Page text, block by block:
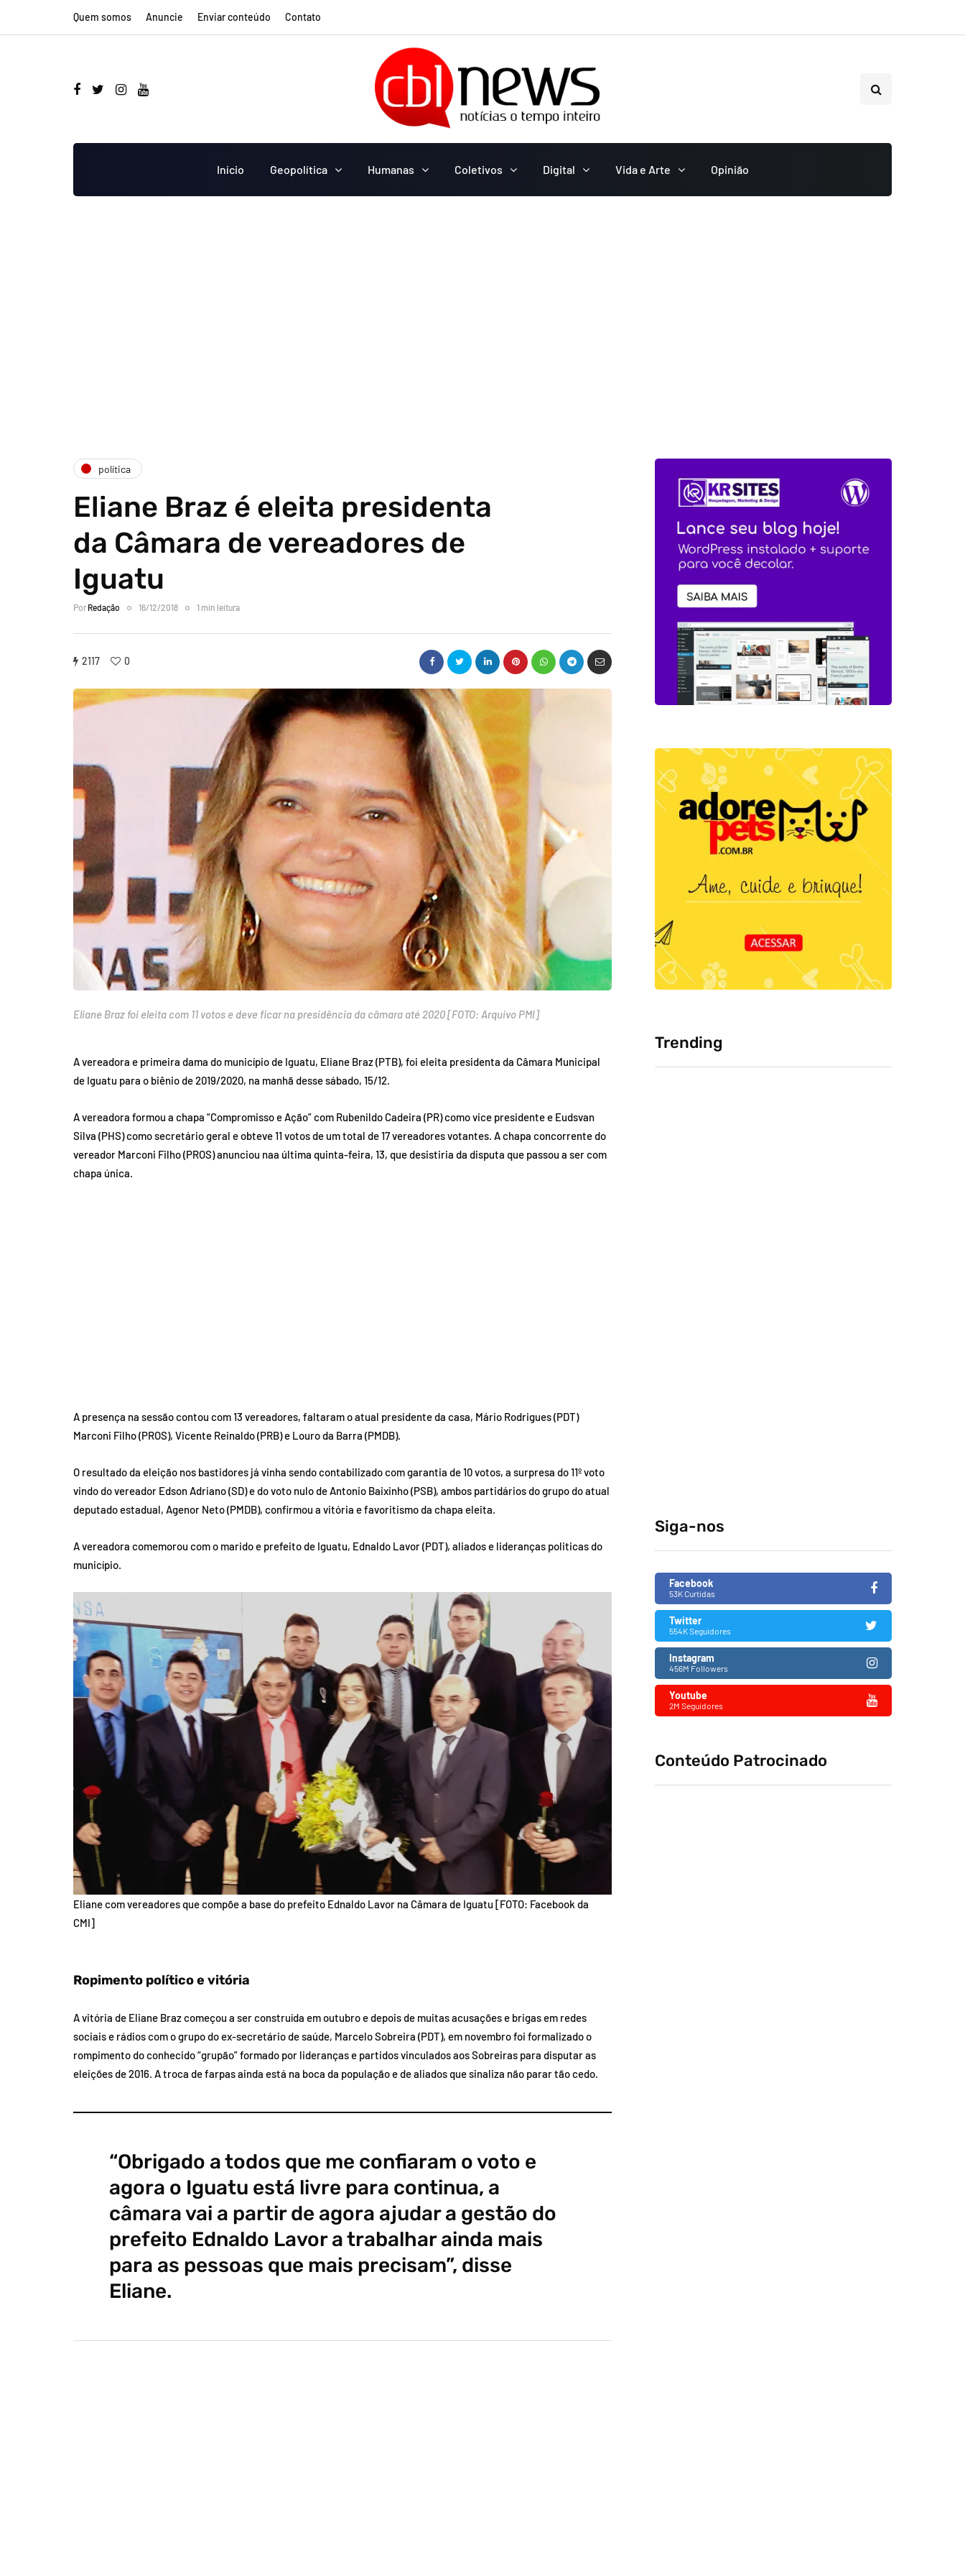
Quem somos Anuncie Enviar conteúdo Contato
Início Geopolítica Humanas Coletivos Digital Vida e Arte Opinião
política
Eliane Braz é eleita presidenta
da Câmara de vereadores de
Iguatu
Por Redação 16/12/2018 1 min leitura
2117 0
Eliane Braz foi eleita com 11 votos e deve ficar na presidência da câmara até 2020 [FOTO: Arquivo PMI]
A vereadora e primeira dama do município de Iguatu, Eliane Braz (PTB), foi eleita presidenta da Câmara Municipal
de Iguatu para o biênio de 2019/2020, na manhã desse sábado, 15/12.
A vereadora formou a chapa “Compromisso e Ação” com Rubenildo Cadeira (PR) como vice presidente e Eudsvan
Silva (PHS) como secretário geral e obteve 11 votos de um total de 17 vereadores votantes. A chapa concorrente do
vereador Marconi Filho (PROS) anunciou naa última quinta-feira, 13, que desistiria da disputa que passou a ser com
chapa única.
A presença na sessão contou com 13 vereadores, faltaram o atual presidente da casa, Mário Rodrigues (PDT)
Marconi Filho (PROS), Vicente Reinaldo (PRB) e Louro da Barra (PMDB).
O resultado da eleição nos bastidores já vinha sendo contabilizado com garantia de 10 votos, a surpresa do 11º voto
vindo do vereador Edson Adriano (SD) e do voto nulo de Antonio Baixinho (PSB), ambos partidários do grupo do atual
deputado estadual, Agenor Neto (PMDB), confirmou a vitória e favoritismo da chapa eleita.
A vereadora comemorou com o marido e prefeito de Iguatu, Ednaldo Lavor (PDT), aliados e lideranças politicas do
município.
Eliane com vereadores que compõe a base do prefeito Ednaldo Lavor na Câmara de Iguatu [FOTO: Facebook da
CMI]
Ropimento político e vitória
A vitória de Eliane Braz começou a ser construída em outubro e depois de muitas acusações e brigas em redes
sociais e rádios com o grupo do ex-secretário de saúde, Marcelo Sobreira (PDT), em novembro foi formalizado o
rompimento do conhecido “grupão” formado por lideranças e partidos vinculados aos Sobreiras para disputar as
eleições de 2016. A troca de farpas ainda está na boca da população e de aliados que sinaliza não parar tão cedo.
“Obrigado a todos que me confiaram o voto e
agora o Iguatu está livre para continua, a
câmara vai a partir de agora ajudar a gestão do
prefeito Ednaldo Lavor a trabalhar ainda mais
para as pessoas que mais precisam”, disse
Eliane.
Trending
26/11/2019
Siga-nos
Facebook
53K Curtidas
Twitter
554K Seguidores
Instagram
456M Followers
Youtube
2M Seguidores
Conteúdo Patrocinado